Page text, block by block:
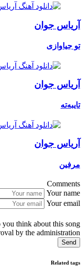
آریاس جوان
تو جیاوازی
آریاس جوان
تایبەتە
آریاس جوان
مرفین
Comments
Your name
Your email
you think about this song
by the administration
Send
Related tags